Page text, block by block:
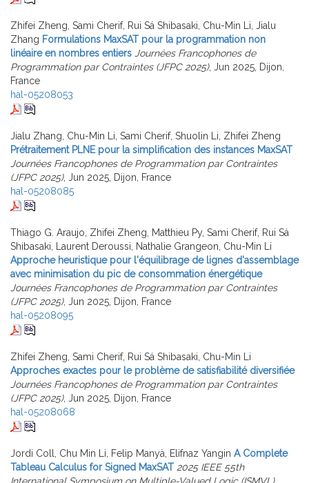
Zhifei Zheng, Sami Cherif, Rui Sá Shibasaki, Chu-Min Li, Jialu
Zhang Formulations MaxSAT pour la programmation non
linéaire en nombres entiers Journées Francophones de
Programmation par Contraintes (JFPC 2025), Jun 2025, Dijon,
France
hal-05208053
Jialu Zhang, Chu-Min Li, Sami Cherif, Shuolin Li, Zhifei Zheng
Prétraitement PLNE pour la simplification des instances MaxSAT
Journées Francophones de Programmation par Contraintes
(JFPC 2025), Jun 2025, Dijon, France
hal-05208085
Thiago G. Araujo, Zhifei Zheng, Matthieu Py, Sami Cherif, Rui Sá
Shibasaki, Laurent Deroussi, Nathalie Grangeon, Chu-Min Li
Approche heuristique pour l'équilibrage de lignes d'assemblage
avec minimisation du pic de consommation énergétique
Journées Francophones de Programmation par Contraintes
(JFPC 2025), Jun 2025, Dijon, France
hal-05208095
Zhifei Zheng, Sami Cherif, Rui Sá Shibasaki, Chu-Min Li
Approches exactes pour le problème de satisfiabilité diversifiée
Journées Francophones de Programmation par Contraintes
(JFPC 2025), Jun 2025, Dijon, France
hal-05208068
Jordi Coll, Chu Min Li, Felip Manyà, Elifnaz Yangin A Complete
Tableau Calculus for Signed MaxSAT 2025 IEEE 55th
International Symposium on Multiple-Valued Logic (ISMVL),